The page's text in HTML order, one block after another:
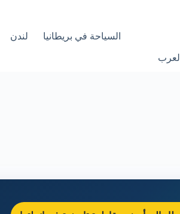
السياحة في بريطانيا لندن